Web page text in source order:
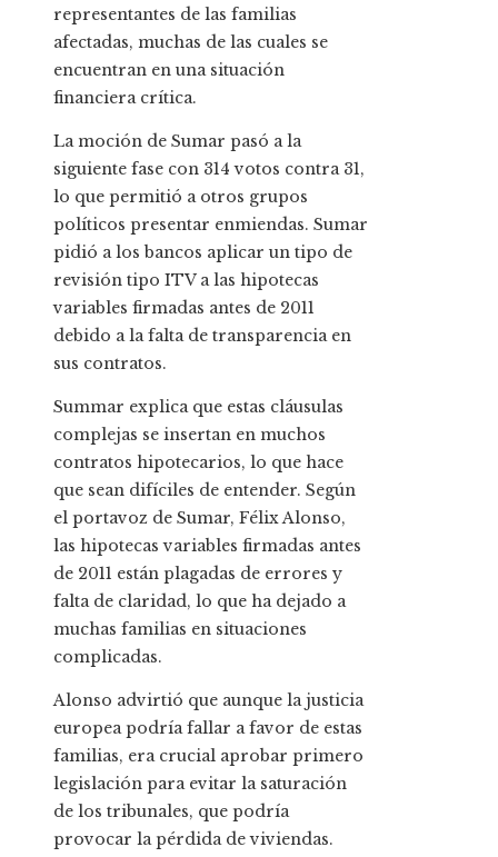
representantes de las familias
afectadas, muchas de las cuales se
encuentran en una situación
financiera crítica.
La moción de Sumar pasó a la
siguiente fase con 314 votos contra 31,
lo que permitió a otros grupos
políticos presentar enmiendas. Sumar
pidió a los bancos aplicar un tipo de
revisión tipo ITV a las hipotecas
variables firmadas antes de 2011
debido a la falta de transparencia en
sus contratos.
Summar explica que estas cláusulas
complejas se insertan en muchos
contratos hipotecarios, lo que hace
que sean difíciles de entender. Según
el portavoz de Sumar, Félix Alonso,
las hipotecas variables firmadas antes
de 2011 están plagadas de errores y
falta de claridad, lo que ha dejado a
muchas familias en situaciones
complicadas.
Alonso advirtió que aunque la justicia
europea podría fallar a favor de estas
familias, era crucial aprobar primero
legislación para evitar la saturación
de los tribunales, que podría
provocar la pérdida de viviendas.